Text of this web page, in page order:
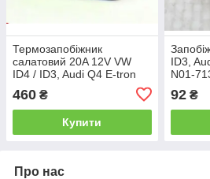
Термозапобіжник
салатовий 20A 12V VW
ID4 / ID3, Audi Q4 E-tron
460 ₴
Купити
ID3,
N01-
92₴
Про нас